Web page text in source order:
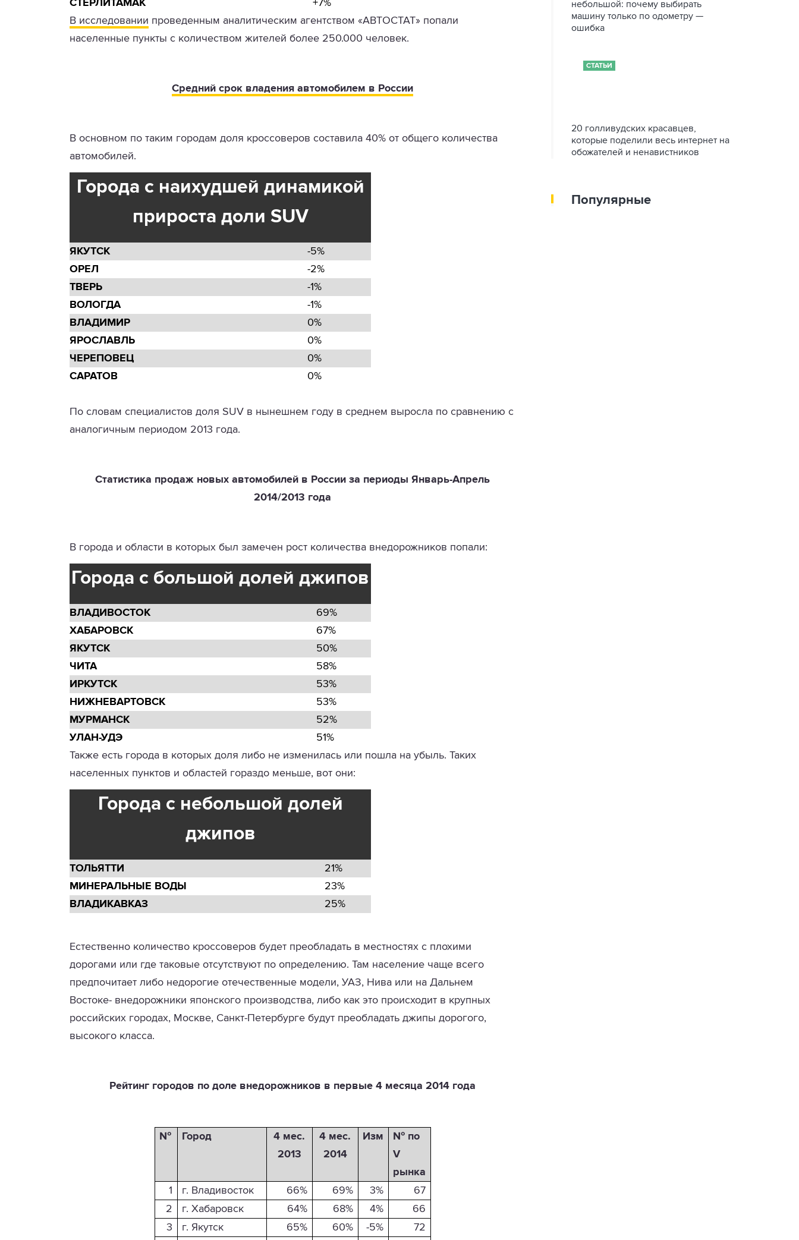
СТЕРЛИТАМАК
+7%
В исследовании проведенным аналитическим агентством «АВТОСТАТ» попали
населенные пункты с количеством жителей более 250.000 человек.
Средний срок владения автомобилем в России
В основном по таким городам доля кроссоверов составила 40% от общего количества
автомобилей.
Города с наихудшей динамикой
прироста доли SUV
ЯКУТСК
-5%
ОРЕЛ
-2%
ТВЕРЬ
-1%
ВОЛОГДА
-1%
ВЛАДИМИР
0%
ЯРОСЛАВЛЬ
0%
ЧЕРЕПОВЕЦ
0%
САРАТОВ
0%
По словам специалистов доля SUV в нынешнем году в среднем выросла по сравнению с
аналогичным периодом 2013 года.
Статистика продаж новых автомобилей в России за периоды Январь-Апрель
2014/2013 года
В города и области в которых был замечен рост количества внедорожников попали:
Города с большой долей джипов
ВЛАДИВОСТОК
69%
ХАБАРОВСК
67%
ЯКУТСК
50%
ЧИТА
58%
ИРКУТСК
53%
НИЖНЕВАРТОВСК
53%
МУРМАНСК
52%
УЛАН-УДЭ
51%
Также есть города в которых доля либо не изменилась или пошла на убыль. Таких
населенных пунктов и областей гораздо меньше, вот они:
Города с небольшой долей
джипов
ТОЛЬЯТТИ
21%
МИНЕРАЛЬНЫЕ ВОДЫ
23%
ВЛАДИКАВКАЗ
25%
Естественно количество кроссоверов будет преобладать в местностях с плохими
дорогами или где таковые отсутствуют по определению. Там население чаще всего
предпочитает либо недорогие отечественные модели, УАЗ, Нива или на Дальнем
Востоке- внедорожники японского производства, либо как это происходит в крупных
российских городах, Москве, Санкт-Петербурге будут преобладать джипы дорогого,
высокого класса.
Рейтинг городов по доле внедорожников в первые 4 месяца 2014 года
№ Город
4 мес.
2013
4 мес.
2014
Изм
№ по
V
рынка
1
г. Владивосток 66% 69% 3%
67
2
г. Хабаровск 64% 68% 4%
66
3
г. Якутск 65% 60% -5% 72
небольшой: почему выбирать
машину только по одометру —
ошибка
СТАТЬИ
20 голливудских красавцев,
которые поделили весь интернет на
обожателей и ненавистников
Популярные